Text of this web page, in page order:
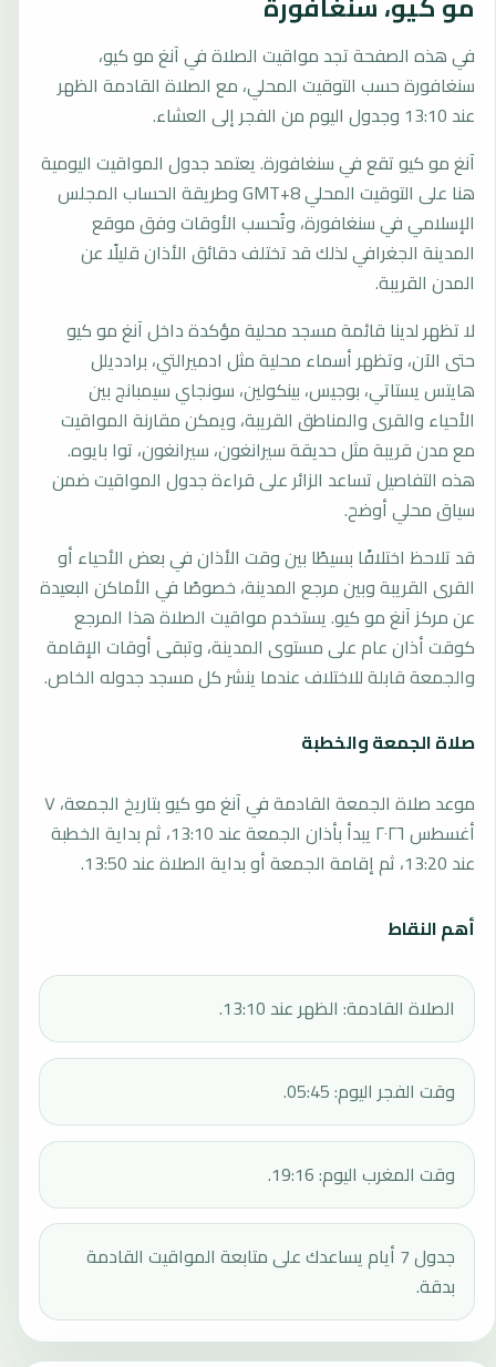
في هذه الصفحة تجد مواقيت الصلاة في آنغ مو كيو،
سنغافورة حسب التوقيت المحلي، مع الصلاة القادمة الظهر
عند 13:10 وجدول اليوم من الفجر إلى العشاء.
آنغ مو كيو تقع في سنغافورة. يعتمد جدول المواقيت اليومية
هنا على التوقيت المحلي GMT+8 وطريقة الحساب المجلس
الإسلامي في سنغافورة، وتُحسب الأوقات وفق موقع
المدينة الجغرافي لذلك قد تختلف دقائق الأذان قليلًا عن
المدن القريبة.
لا تظهر لدينا قائمة مسجد محلية مؤكدة داخل آنغ مو كيو
حتى الآن، وتظهر أسماء محلية مثل ادميرالتي، برادديلل
هايتس يستاتي، بوجيس، بينكولين، سونجاي سيمبانج بين
الأحياء والقرى والمناطق القريبة، ويمكن مقارنة المواقيت
مع مدن قريبة مثل حديقة سيرانغون، سيرانغون، توا بايوه.
هذه التفاصيل تساعد الزائر على قراءة جدول المواقيت ضمن
سياق محلي أوضح.
قد تلاحظ اختلافًا بسيطًا بين وقت الأذان في بعض الأحياء أو
القرى القريبة وبين مرجع المدينة، خصوصًا في الأماكن البعيدة
عن مركز آنغ مو كيو. يستخدم مواقيت الصلاة هذا المرجع
كوقت أذان عام على مستوى المدينة، وتبقى أوقات الإقامة
والجمعة قابلة للاختلاف عندما ينشر كل مسجد جدوله الخاص.
صلاة الجمعة والخطبة
موعد صلاة الجمعة القادمة في آنغ مو كيو بتاريخ الجمعة، ٧
أغسطس ٢٠٢٦ يبدأ بأذان الجمعة عند 13:10، ثم بداية الخطبة
عند 13:20، ثم إقامة الجمعة أو بداية الصلاة عند 13:50.
أهم النقاط
الصلاة القادمة: الظهر عند 13:10.
وقت الفجر اليوم: 05:45.
وقت المغرب اليوم: 19:16.
جدول 7 أيام يساعدك على متابعة المواقيت القادمة
بدقة.